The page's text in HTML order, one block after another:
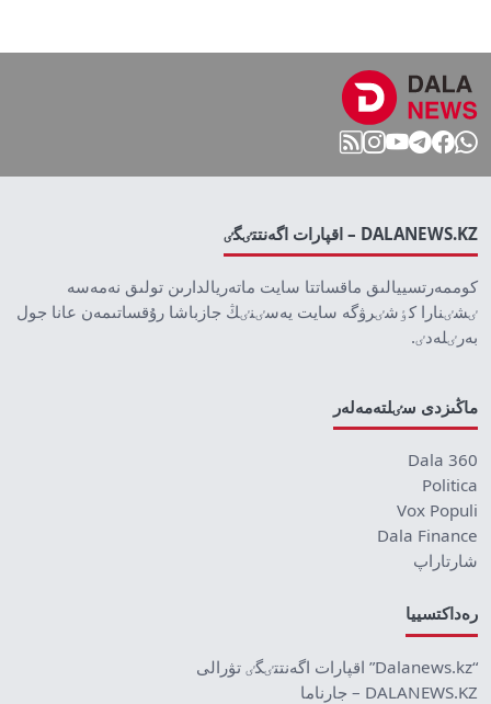
DALANEWS.KZ – اقپارات اگەنتتٸگٸ
كوممەرتسييالىق ماقساتتا سايت ماتەريالدارىن تولىق نەمەسە
ٸشٸنارا كٶشٸرۋگە سايت يەسٸنٸڭ جازباشا رۇقساتىمەن عانا جول
بەرٸلەدٸ.
ماڭىزدى سٸلتەمەلەر
Dala 360
Politica
Vox Populi
Dala Finance
شارتاراپ
رەداكتسييا
“Dalanews.kz” اقپارات اگەنتتٸگٸ تۋرالى
DALANEWS.KZ – جارناما